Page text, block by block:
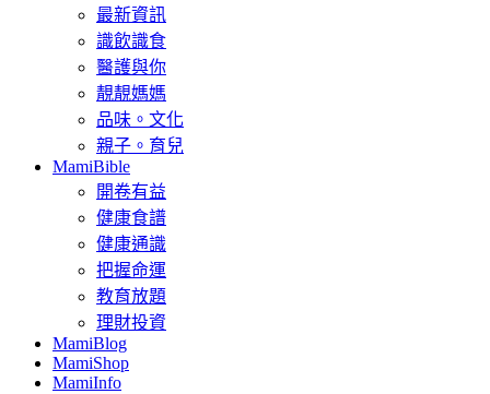
最新資訊
識飲識食
醫護與你
靚靚媽媽
品味。文化
親子。育兒
MamiBible
開卷有益
健康食譜
健康通識
把握命運
教育放題
理財投資
MamiBlog
MamiShop
MamiInfo